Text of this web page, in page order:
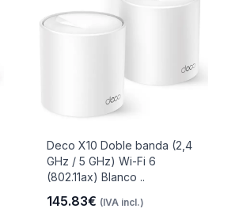
Deco X10 Doble banda (2,4
GHz / 5 GHz) Wi-Fi 6
(802.11ax) Blanco ..
145.83€ (IVA incl.)